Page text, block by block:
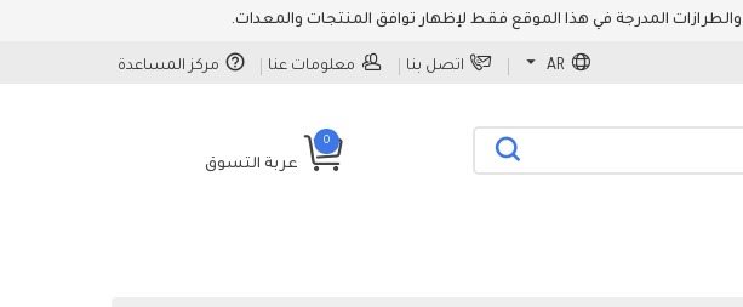
AR اتصل بنا معلومات عنا مركز المساعدة
0
عربة التسوق